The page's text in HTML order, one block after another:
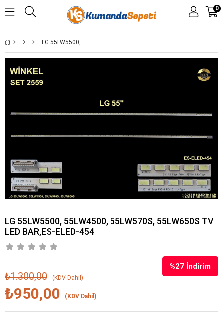
0
LG 55LW5500, 55LW4500, 55LW570S, 55LW650S TV LED BAR,ES-ELED-454
LG 55LW5500, 55LW4500, 55LW570S, 55LW650S TV
LED BAR,ES-ELED-454
%27 İndirim
₺1.300,00 (KDV Dahil)
₺950,00 (KDV Dahil)